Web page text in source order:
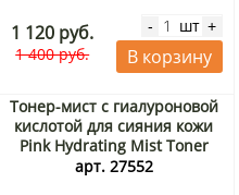
1 120 руб.
1 400 руб.
- шт +
В корзину
Тонер-мист с гиалуроновой
кислотой для сияния кожи
Pink Hydrating Mist Toner
Menomoso, Корея, 100 мл
арт. 27552